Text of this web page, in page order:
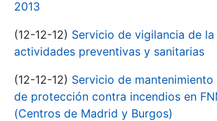
2013
(12-12-12) Servicio de vigilancia de
actividades preventivas y sanitarias
(12-12-12) Servicio de
de protección contra incendios en
(Centros de Madrid y Burgos)